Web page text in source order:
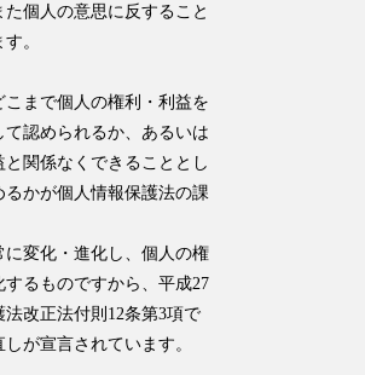
個人の意思に反すること
。
まで個人の権利・利益を
認められるか、あるいは
関係なくできることとし
るかが個人情報保護法の課
に変化・進化し、個人の権
るものですから、平成27
改正法付則12条第3項で
が宣言されています。